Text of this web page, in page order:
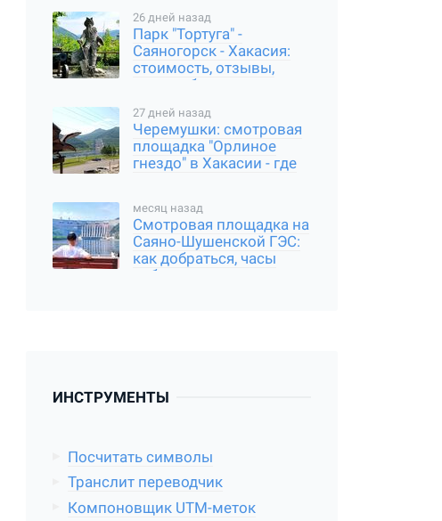
26 дней назад
Парк "Тортуга" -
Саяногорск - Хакасия:
стоимость, отзывы,
часы работы, где
27 дней назад
Черемушки: смотровая
площадка "Орлиное
гнездо" в Хакасии - где
месяц назад
Смотровая площадка на
Саяно-Шушенской ГЭС:
как добраться, часы
работы
ИНСТРУМЕНТЫ
Посчитать символы
Транслит переводчик
Компоновщик UTM-меток